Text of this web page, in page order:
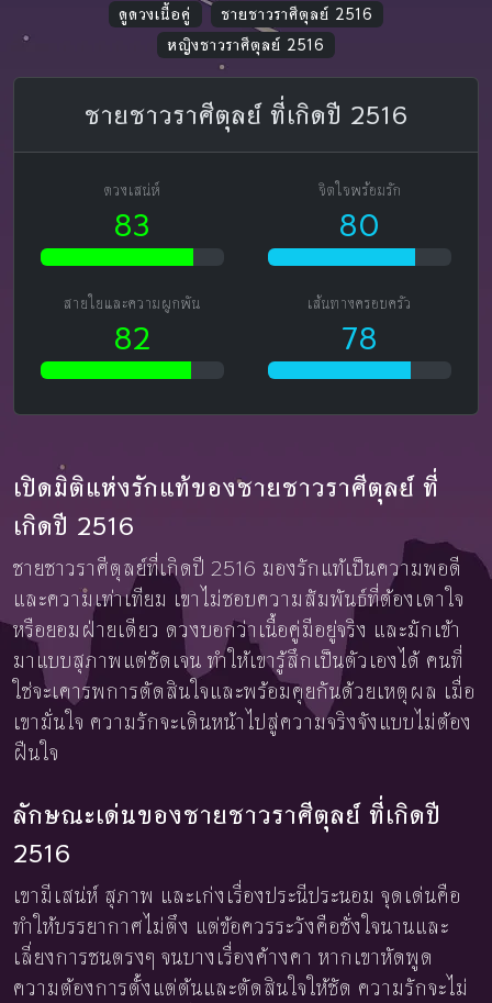
ดูดวงเนื้อคู่
ชายชาวราศีตุลย์ 2516
หญิงชาวราศีตุลย์ 2516
ชายชาวราศีตุลย์ ที่เกิดปี 2516
ดวงเสน่ห์
83
จิตใจพร้อมรัก
80
สายใยและความผูกพัน
82
เส้นทางครอบครัว
78
เปิดมิติแห่งรักแท้ของชายชาวราศีตุลย์ ที่
เกิดปี 2516
ชายชาวราศีตุลย์ที่เกิดปี 2516 มองรักแท้เป็นความพอดี
และความเท่าเทียม เขาไม่ชอบความสัมพันธ์ที่ต้องเดาใจ
หรือยอมฝ่ายเดียว ดวงบอกว่าเนื้อคู่มีอยู่จริง และมักเข้า
มาแบบสุภาพแต่ชัดเจน ทำให้เขารู้สึกเป็นตัวเองได้ คนที่
ใช่จะเคารพการตัดสินใจและพร้อมคุยกันด้วยเหตุผล เมื่อ
เขามั่นใจ ความรักจะเดินหน้าไปสู่ความจริงจังแบบไม่ต้อง
ฝืนใจ
ลักษณะเด่นของชายชาวราศีตุลย์ ที่เกิดปี
2516
เขามีเสน่ห์ สุภาพ และเก่งเรื่องประนีประนอม จุดเด่นคือ
ทำให้บรรยากาศไม่ตึง แต่ข้อควรระวังคือชั่งใจนานและ
เลี่ยงการชนตรงๆ จนบางเรื่องค้างคา หากเขาหัดพูด
ความต้องการตั้งแต่ต้นและตัดสินใจให้ชัด ความรักจะไม่